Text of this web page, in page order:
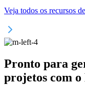
Veja todos os recursos
Pronto para
projetos com